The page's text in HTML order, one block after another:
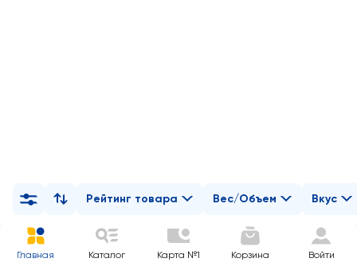
Рейтинг товара Вес/Объем Вкус
Главная Каталог Карта №1 Корзина Войти